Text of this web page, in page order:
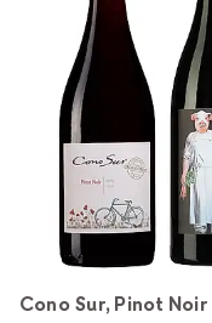
Cono Sur, Pinot